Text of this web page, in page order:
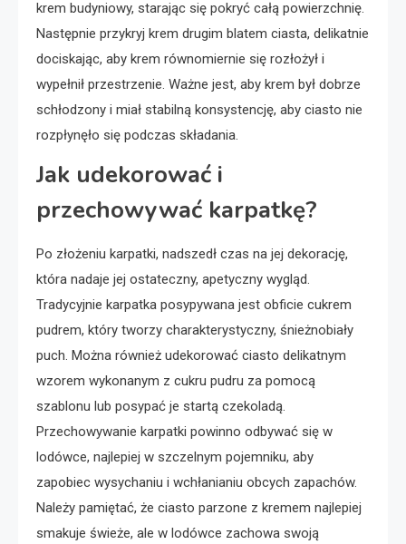
krem budyniowy, starając się pokryć całą powierzchnię.
Następnie przykryj krem drugim blatem ciasta, delikatnie
dociskając, aby krem równomiernie się rozłożył i
wypełnił przestrzenie. Ważne jest, aby krem był dobrze
schłodzony i miał stabilną konsystencję, aby ciasto nie
rozpłynęło się podczas składania.
Jak udekorować i
przechowywać karpatkę?
Po złożeniu karpatki, nadszedł czas na jej dekorację,
która nadaje jej ostateczny, apetyczny wygląd.
Tradycyjnie karpatka posypywana jest obficie cukrem
pudrem, który tworzy charakterystyczny, śnieżnobiały
puch. Można również udekorować ciasto delikatnym
wzorem wykonanym z cukru pudru za pomocą
szablonu lub posypać je startą czekoladą.
Przechowywanie karpatki powinno odbywać się w
lodówce, najlepiej w szczelnym pojemniku, aby
zapobiec wysychaniu i wchłanianiu obcych zapachów.
Należy pamiętać, że ciasto parzone z kremem najlepiej
smakuje świeże, ale w lodówce zachowa swoją